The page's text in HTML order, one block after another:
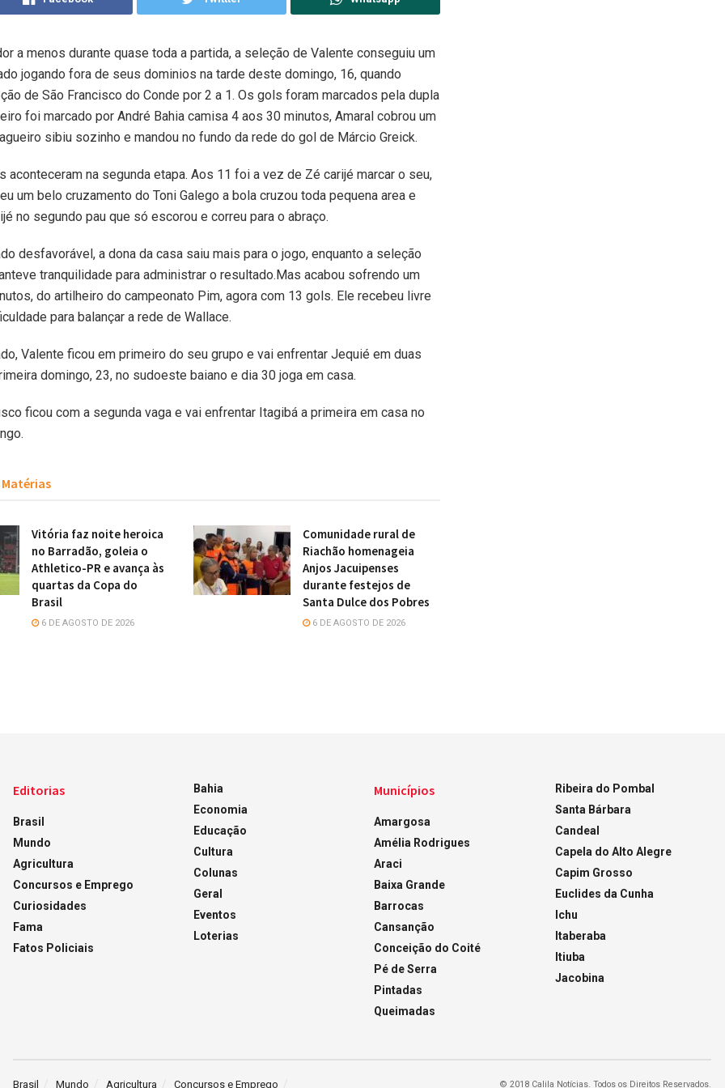
a menos durante quase toda a partida, a seleção de Valente conseguiu um
jogando fora de seus dominios na tarde deste domingo, 16, quando
de São Francisco do Conde por 2 a 1. Os gols foram marcados pela dupla
foi marcado por André Bahia camisa 4 aos 30 minutos, Amaral cobrou um
sibiu sozinho e mandou no fundo da rede do gol de Márcio Greick.
aconteceram na segunda etapa. Aos 11 foi a vez de Zé carijé marcar o seu,
um belo cruzamento do Toni Galego a bola cruzou toda pequena area e
no segundo pau que só escorou e correu para o abraço.
desfavorável, a dona da casa saiu mais para o jogo, enquanto a seleção
tranquilidade para administrar o resultado.Mas acabou sofrendo um
do artilheiro do campeonato Pim, agora com 13 gols. Ele recebeu livre
para balançar a rede de Wallace.
Valente ficou em primeiro do seu grupo e vai enfrentar Jequié em duas
domingo, 23, no sudoeste baiano e dia 30 joga em casa.
ficou com a segunda vaga e vai enfrentar Itagibá a primeira em casa no
Matérias
Vitória faz noite heroica
no Barradão, goleia o
Athletico-PR e avança às
quartas da Copa do
Brasil
6 DE AGOSTO DE 2026
Comunidade rural de
Riachão homenageia
Anjos Jacuipenses
durante festejos de
Santa Dulce dos Pobres
6 DE AGOSTO DE 2026
Editorias
Brasil
Mundo
Agricultura
Concursos e Emprego
Curiosidades
Fama
Fatos Policiais
Bahia
Economia
Educação
Cultura
Colunas
Geral
Eventos
Loterias
Municípios
Amargosa
Amélia Rodrigues
Araci
Baixa Grande
Barrocas
Cansanção
Conceição do Coité
Pé de Serra
Pintadas
Queimadas
Ribeira do Pombal
Santa Bárbara
Candeal
Capela do Alto Alegre
Capim Grosso
Euclides da Cunha
Ichu
Itaberaba
Itiuba
Jacobina
Brasil Mundo Agricultura Concursos e Emprego © 2018 Calila Notícias. Todos os Direitos Reservados.